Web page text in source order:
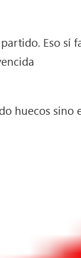
Eso sí
huecos sino